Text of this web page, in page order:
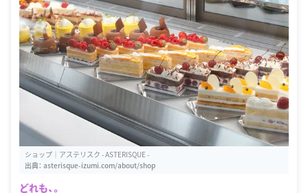
ショップ｜アステリスク - ASTERISQUE -
出典： asterisque-izumi.com/about/shop
どれも、。